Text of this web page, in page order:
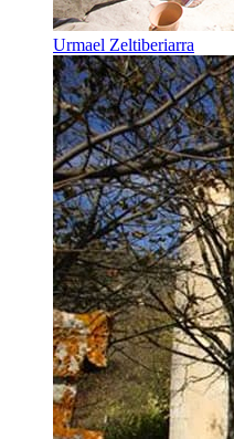
Urmael Zeltiberiarra